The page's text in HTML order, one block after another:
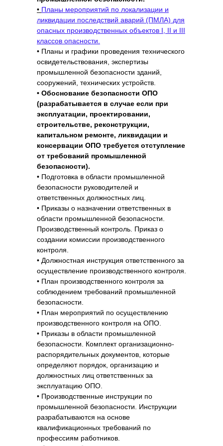
20.01.1998), п.3 вместе с «Рекомендациями
по приведению производственного
оборудования в соответствие с требованиями
стандартов ССБТ»
11. Паспорт трубопровода.
Правила устройства и безопасной
эксплуатации трубопроводов пара и горячей
воды (утв. Постановление Госгортехнадзора
РФ от 11.06.2003 г. № 90), п.5.1.4
эксплуатацию.
Правила устройства и безопасной
эксплуатации трубопроводов пара и горячей
воды (утв. Постановление Госгортехнадзора
РФ от 11.06.2003 г. № 90), п.5.1.4
13. Сменный журнал.
Правила устройства и безопасной
эксплуатации трубопроводов пара и горячей
воды (утв. Постановление Госгортехнадзора
РФ от 11.06.2003 г. № 90), п.6.1.2
14. Приказ о назначении работников и лиц,
ответственных за исправное состояние и
безопасную эксплуатацию трубопровода.
Правила устройства и безопасной
эксплуатации трубопроводов пара и горячей
воды (утв. Постановление Госгортехнадзора
РФ от 11.06.2003 г. № 90), п.6.1.2
15. Протоколы и удостоверения аттестации
работников, обслуживающих трубопроводы.
эксплуатации трубопроводов пара и горячей
воды (утв. Постановление Госгортехнадзора
РФ от 11.06.2003 г. № 90), п.6.2.3
16. Журнал результатов проверки знаний
обслуживающего трубопроводы персонала.
Правила устройства и безопасной
эксплуатации трубопроводов пара и горячей
воды (утв. Постановление Госгортехнадзора
РФ от 11.06.2003 г. № 90), п.6.2.3
17. Инструкции по пуску, обслуживанию и
ремонту трубопроводов.
Правила устройства и безопасной
эксплуатации трубопроводов пара и горячей
• Планы мероприятий по локализации и
ликвидации последствий аварий (ПМЛА) для
опасных производственных объектов I, II и III
классов опасности.
• Планы и графики проведения технического
освидетельствования, экспертизы
промышленной безопасности зданий,
сооружений, технических устройств.
• Обоснование безопасности ОПО
(разрабатывается в случае если при
эксплуатации, проектировании,
строительстве, реконструкции,
капитальном ремонте, ликвидации и
консервации ОПО требуется отступление
от требований промышленной
безопасности).
• Подготовка в области промышленной
безопасности руководителей и
ответственных должностных лиц.
• Приказы о назначении ответственных в
области промышленной безопасности.
Производственный контроль. Приказ о
создании комиссии производственного
контроля.
• Должностная инструкция ответственного за
осуществление производственного контроля.
• План производственного контроля за
соблюдением требований промышленной
безопасности.
• План мероприятий по осуществлению
производственного контроля на ОПО.
• Приказы в области промышленной
безопасности. Комплект организационно-
распорядительных документов, которые
определяют порядок, организацию и
должностных лиц ответственных за
эксплуатацию ОПО.
• Производственные инструкции по
промышленной безопасности. Инструкции
разрабатываются на основе
квалификационных требований по
профессиям работников.